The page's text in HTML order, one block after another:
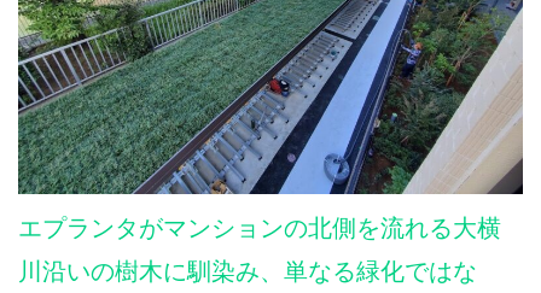
エプランタがマンションの北側を流れる大横
川沿いの樹木に馴染み、単なる緑化ではな